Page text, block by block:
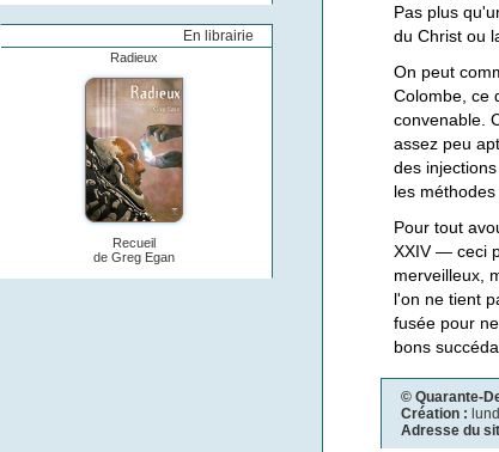
En librairie
Radieux
Recueil
de Greg Egan
Pas plus
du Christ ou
On peut
Colombe, ce
convenable.
assez peu
des
les
Pour tout
XXIV — ceci
merveilleux,
l'on ne tient
fusée pour
bons
© Quarante-
Création :
Adresse du